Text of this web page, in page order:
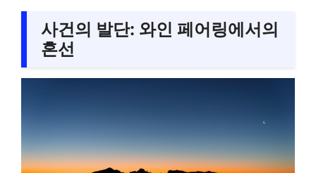
사건의 발단: 와인 페어링에서의
혼선